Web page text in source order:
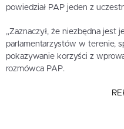
powiedział PAP jeden z
„Zaznaczył, że niezbędna jest
parlamentarzystów w terenie,
pokazywanie korzyści z
rozmówca PAP.